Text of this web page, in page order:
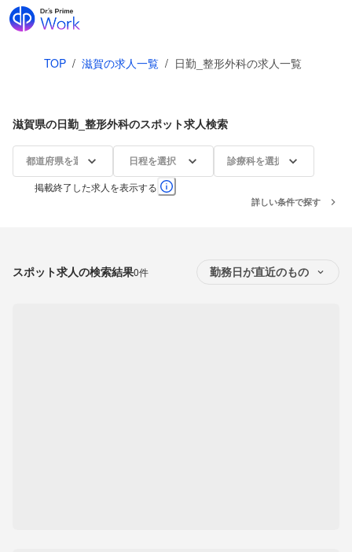
TOP / 滋賀の求人一覧 / 日勤_整形外科の求人一覧
滋賀県の日勤_整形外科のスポット求人検索
都道府県を選択 日程を選択 診療科を選択
掲載終了した求人を表示する
詳しい条件で探す
スポット求人の検索結果0件 勤務日が直近のもの